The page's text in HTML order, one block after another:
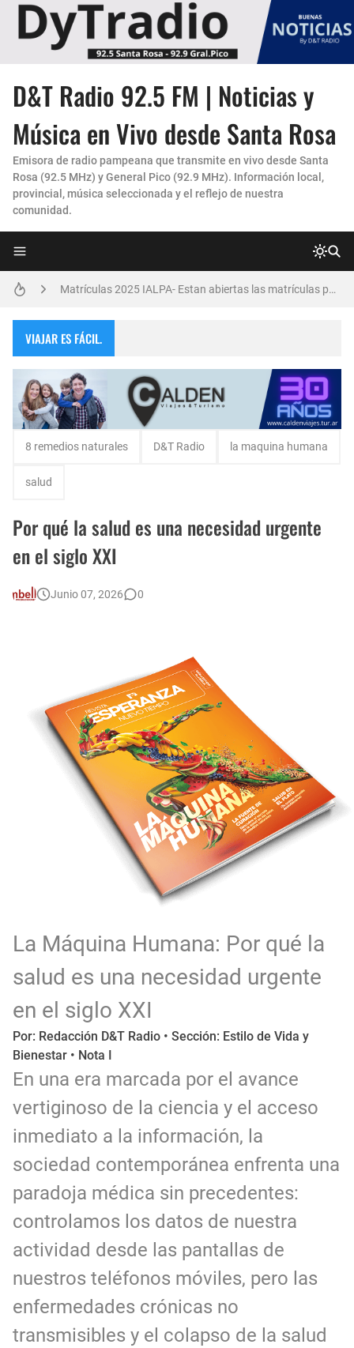
D&T Radio 92.5 FM | Noticias y
Música en Vivo desde Santa Rosa
Emisora de radio pampeana que transmite en vivo desde Santa
Rosa (92.5 MHz) y General Pico (92.9 MHz). Información local,
provincial, música seleccionada y el reflejo de nuestra
comunidad.
La Experiencia "Pampa Adentro" en 4x4:
Un Faro de Cuidado para Nuestros Mayores
Invitación Taller “Padres preparados, hijos con carácter”
Danzas Amanecer sureño en Con Pasión
Vicky Fleck presenta su primer trabajo musical AMENA...
Matrículas 2025 IALPA- Estan abiertas las matrículas para Jardin de Infantes.
VIAJAR ES FÁCIL.
8 remedios naturales D&T Radio la maquina humana
salud
Por qué la salud es una necesidad urgente
en el siglo XXI
Junio 07, 2026 0
La Máquina Humana: Por qué la
salud es una necesidad urgente
en el siglo XXI
Por: Redacción D&T Radio • Sección: Estilo de Vida y
Bienestar • Nota I
En una era marcada por el avance
vertiginoso de la ciencia y el acceso
inmediato a la información, la
sociedad contemporánea enfrenta una
paradoja médica sin precedentes:
controlamos los datos de nuestra
actividad desde las pantallas de
nuestros teléfonos móviles, pero las
enfermedades crónicas no
transmisibles y el colapso de la salud